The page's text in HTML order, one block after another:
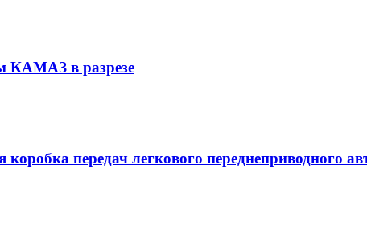
КАМАЗ в разрезе
передач легкового переднеприводного